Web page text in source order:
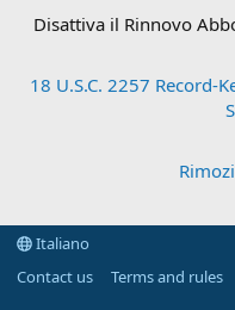
Disattiva il Rinnovo
18 U.S.C. 2257 Record-
Italiano
Contact us
Terms and rules